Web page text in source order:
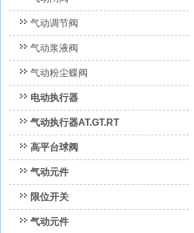
气动调节阀
气动浆液阀
气动粉尘蝶阀
电动执行器
气动执行器AT.GT.RT
高平台球阀
气动元件
限位开关
气动元件